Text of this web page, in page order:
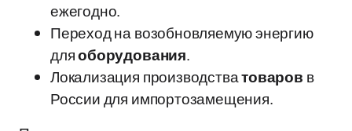
ежегодно.
Переход на возобновляемую энергию
дляоборудования.
Локализация производстватоваров в
России для импортозамещения.